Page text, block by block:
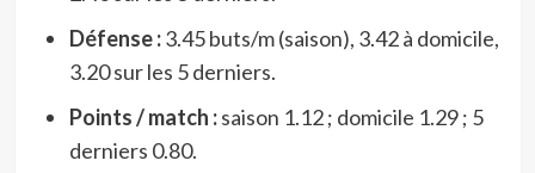
Défense :3.45 buts/m (saison), 3.42 à domicile,
3.20 sur les 5 derniers.
Points / match :saison 1.12 ; domicile 1.29 ; 5
derniers 0.80.